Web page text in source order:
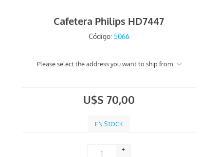
Cafetera Philips HD7447
Código: 5066
Please select the address you want to ship from
U$S 70,00
EN STOCK
+